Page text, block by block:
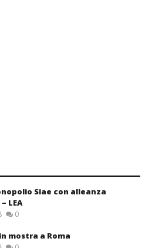
Siae con alleanza
LEA
0
mostra a Roma